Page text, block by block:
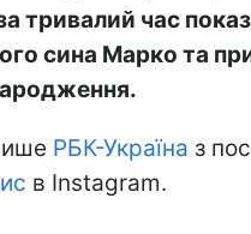
тривалий час
сина Марко та
РБК-Україна з
в Instagram.